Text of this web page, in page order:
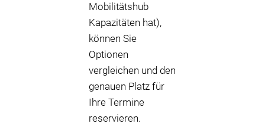
Mobilitätshub
Kapazitäten hat),
können Sie
Optionen
vergleichen und den
genauen Platz für
Ihre Termine
reservieren.